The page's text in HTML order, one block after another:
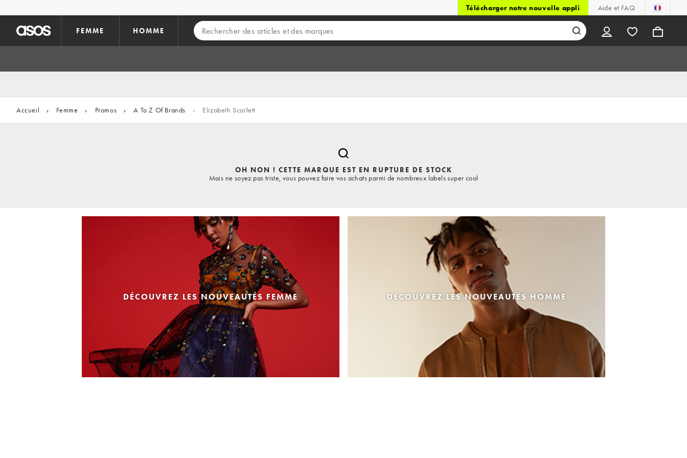
Télécharger notre nouvelle appli Aide et FAQ
FEMME HOMME
Accueil › Femme › Promos › A To Z Of Brands › Elizabeth Scarlett
OH NON ! CETTE MARQUE EST EN RUPTURE DE STOCK
Mais ne soyez pas triste, vous pouvez faire vos achats parmi de nombreux labels super cool
DÉCOUVREZ LES NOUVEAUTÉS FEMME DÉCOUVREZ LES NOUVEAUTÉS HOMME